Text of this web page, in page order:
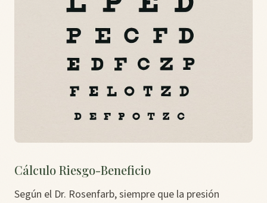
Cálculo Riesgo-Beneficio
Según el Dr. Rosenfarb, siempre que la presión